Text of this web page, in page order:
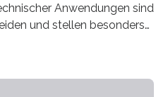
Anwendungen sind
und stellen besonders
dar.